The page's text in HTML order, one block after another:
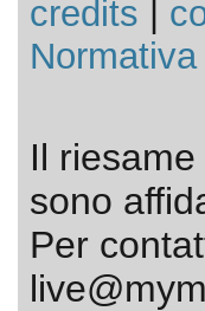
credits
Il
sono
Per